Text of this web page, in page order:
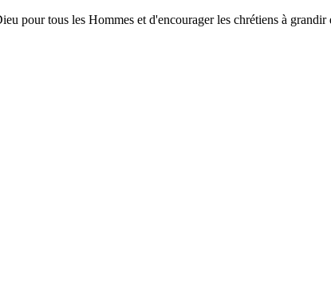
pour tous les Hommes et d'encourager les chrétiens à